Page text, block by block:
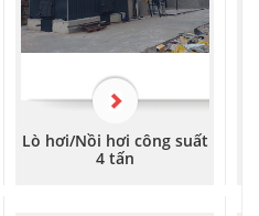
Lò hơi/Nồi hơi công suất
4 tấn